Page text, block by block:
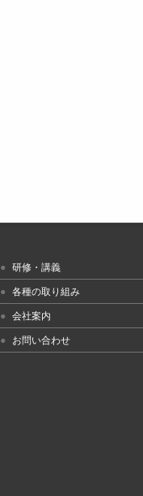
研修・講義
各種の取り組み
会社案内
お問い合わせ